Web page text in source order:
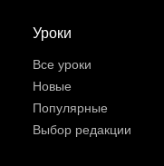
Уроки
Все уроки
Новые
Популярные
Выбор редакции